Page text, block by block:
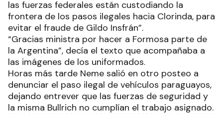
las fuerzas federales están custodiando la
frontera de los pasos ilegales hacia Clorinda, para
evitar el fraude de Gildo Insfrán”.
“Gracias ministra por hacer a Formosa parte de
la Argentina”, decía el texto que acompañaba a
las imágenes de los uniformados.
Horas más tarde Neme salió en otro posteo a
denunciar el paso ilegal de vehículos paraguayos,
dejando entrever que las fuerzas de seguridad y
la misma Bullrich no cumplían el trabajo asignado.